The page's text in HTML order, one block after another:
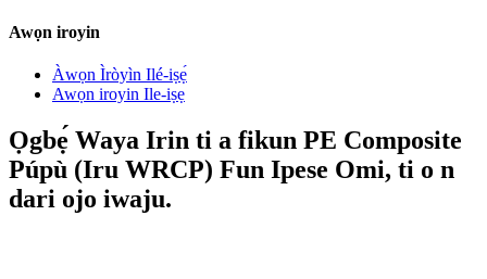
Awọn iroyin
Àwọn Ìròyìn Ilé-iṣẹ́
Awọn iroyin Ile-iṣẹ
Ọgbẹ́ Waya Irin ti a fikun PE Composite
Púpù (Iru WRCP) Fun Ipese Omi, ti o n
dari ojo iwaju.